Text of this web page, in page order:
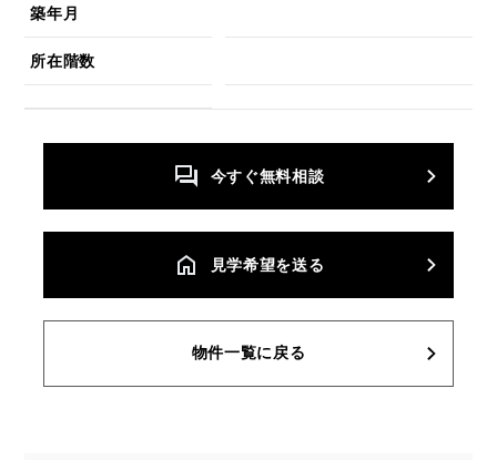
築年月
所在階数
今すぐ無料相談
⾒学希望を送る
物件一覧に戻る